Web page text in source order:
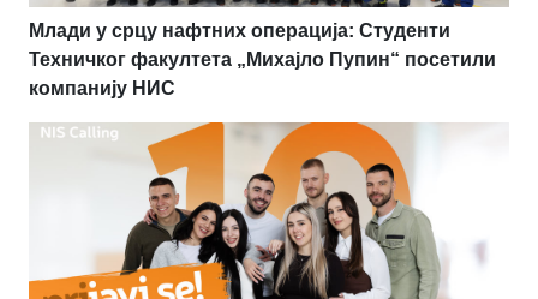
Млади у срцу нафтних операција: Студенти
Техничког факултета „Михајло Пупин“ посетили
компанију НИС